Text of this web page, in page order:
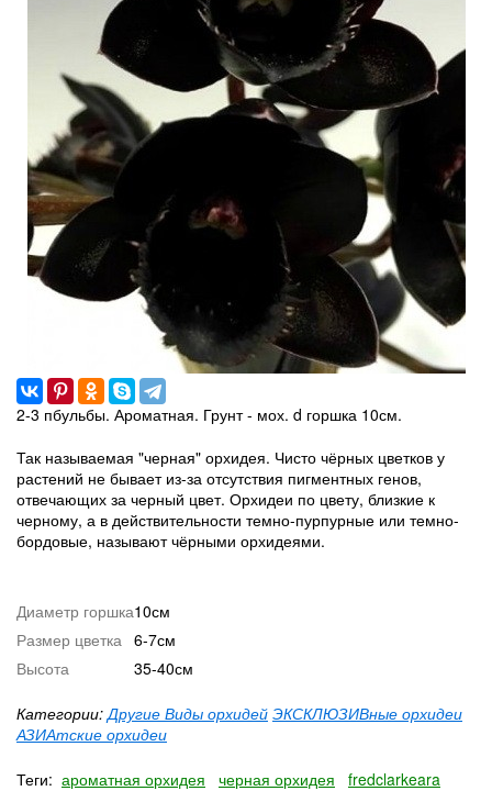
2-3 пбульбы. Ароматная. Грунт - мох. d горшка 10см.
Так называемая "черная" орхидея. Чисто чёрных цветков у
растений не бывает из-за отсутствия пигментных генов,
отвечающих за черный цвет. Орхидеи по цвету, близкие к
черному, а в действительности темно-пурпурные или темно-
бордовые, называют чёрными орхидеями.
Диаметр горшка10см
Размер цветка 6-7см
Высота
35-40см
Категории:Другие Виды орхидей ЭКСКЛЮЗИВные орхидеи
АЗИАтские орхидеи
Теги: ароматная орхидея черная орхидея
fredclarkeara